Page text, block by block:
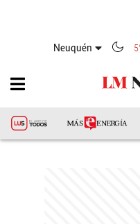
Neuquén